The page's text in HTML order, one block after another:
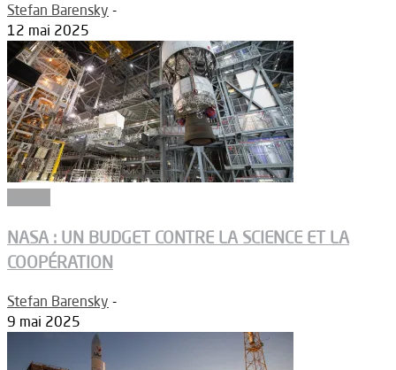
Stefan Barensky -
12 mai 2025
NASA : UN BUDGET CONTRE LA SCIENCE ET LA
COOPÉRATION
Stefan Barensky -
9 mai 2025